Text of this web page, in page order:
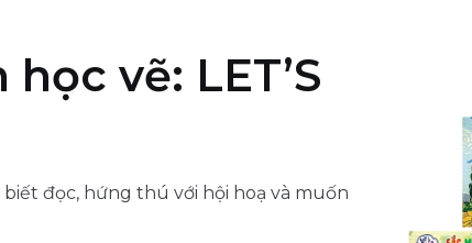
vẽ: LET’S
biết đọc, hứng thú với hội hoạ và muốn